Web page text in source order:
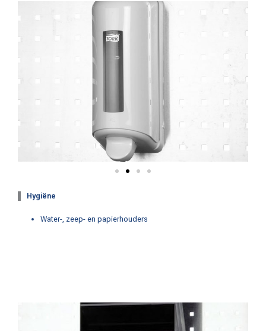
Hygiëne
Water-, zeep- en papierhouders